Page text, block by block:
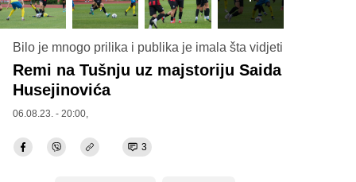
Bilo je mnogo prilika i publika je imala šta vidjeti
Remi na Tušnju uz majstoriju Saida
Husejinovića
06.08.23. - 20:00,
3